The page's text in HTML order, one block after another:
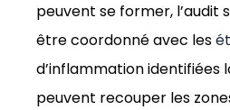
peuvent se former, l’audit
être coordonné avec les
d’inflammation identifiées
peuvent recouper les